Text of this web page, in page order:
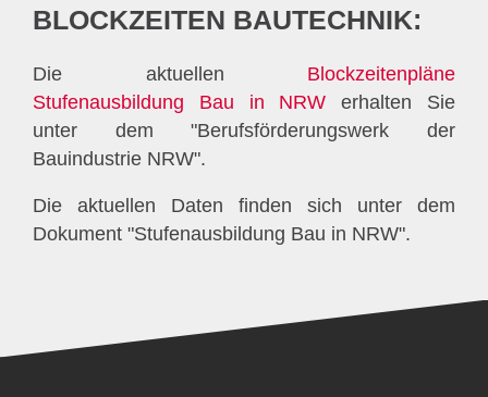
BLOCKZEITEN BAUTECHNIK:
Die aktuellen Blockzeitenpläne
Stufenausbildung Bau in NRW erhalten Sie
unter dem "Berufsförderungswerk der
Bauindustrie NRW".
Die aktuellen Daten finden sich unter dem
Dokument "Stufenausbildung Bau in NRW".